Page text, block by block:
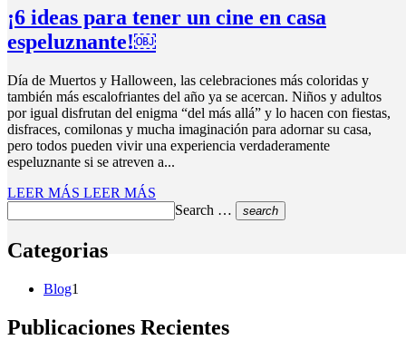
¡6 ideas para tener un cine en casa
espeluznante!￼
Día de Muertos y Halloween, las celebraciones más coloridas y
también más escalofriantes del año ya se acercan. Niños y adultos
por igual disfrutan del enigma “del más allá” y lo hacen con fiestas,
disfraces, comilonas y mucha imaginación para adornar su casa,
pero todos pueden vivir una experiencia verdaderamente
espeluznante si se atreven a...
LEER MÁS LEER MÁS
Search …
search
Categorias
Blog1
Publicaciones Recientes